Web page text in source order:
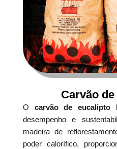
Carvão
O carvão de eucalipto
desempenho e
madeira de
poder calorífico,